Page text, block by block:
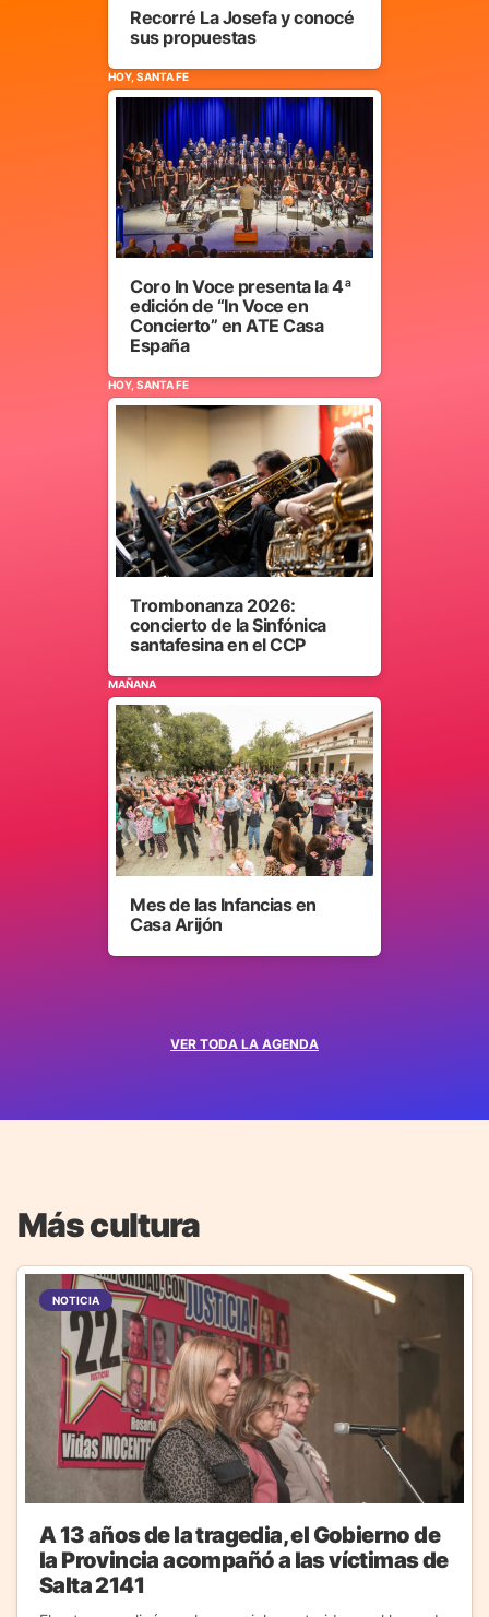
VER TODA LA AGENDA
Recorré La Josefa y conocé
sus propuestas
HOY, SANTA FE
Coro In Voce presenta la 4ª
edición de “In Voce en
Concierto” en ATE Casa
España
HOY, SANTA FE
Trombonanza 2026:
concierto de la Sinfónica
santafesina en el CCP
MAÑANA
Mes de las Infancias en
Casa Arijón
Más cultura
NOTICIA
A 13 años de la tragedia, el Gobierno de
la Provincia acompañó a las víctimas de
Salta 2141